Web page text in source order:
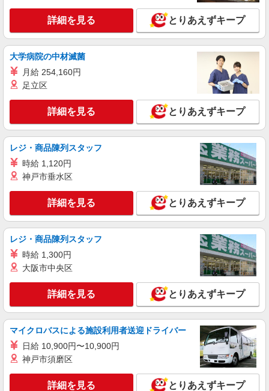
検査・供給・運搬・投入
月給：190,000円〜 月収例：281,000円(月給＋
各種手当)
兵庫県姫路市 勤務詳細：姫路市 通勤方法：徒
歩/車/自転車/電車/バイク 最寄り駅：仁豊野駅から
車8分・自転車12分 ※構内の（無料）駐車場利用
キープ 詳細を見る
正社員
UTエージェント株式会社 AGT関西第二CU AGT姫路エリア NS佐土CL
《Jawk1C》
NEW
時給：1,350円〜 月収例：234,000円（時給
兵庫県姫路市 勤務詳細：姫路市 通勤方法：徒
歩/車/自転車/バス/バイク 最寄り駅：ひめじ別所駅
から車6分 ※構内の（無料）駐車場利用OK ※最寄
駅から無料送迎あり
キープ 詳細を見る
正社員
《JDRW1C》
NEW
目視検査・運搬・部品供給
月給：190,000円〜 月収例：246,000円(月給＋
各種手当)
兵庫県姫路市 勤務詳細：姫路市 通勤方法：徒
歩/車/自転車/電車/バイク 最寄り駅：仁豊野駅から
車8分・自転車20分 ※構内の（無料）駐車場利用
キープ 詳細を見る
詳細を見る とりあえずキープ
大学病院の中材滅菌
月給 254,160円
足立区
詳細を見る とりあえずキープ
レジ・商品陳列スタッフ
時給 1,120円
神戸市垂水区
詳細を見る とりあえずキープ
レジ・商品陳列スタッフ
時給 1,300円
大阪市中央区
詳細を見る とりあえずキープ
マイクロバスによる施設利用者送迎ドライバー
日給 10,900円〜10,900円
神戸市須磨区
詳細を見る とりあえずキープ